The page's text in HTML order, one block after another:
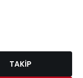
TAKIP